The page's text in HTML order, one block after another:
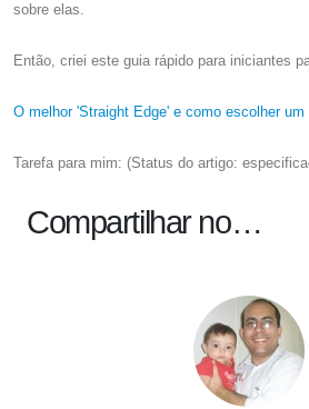
sobre elas.
Então, criei este guia rápido para iniciantes
O melhor 'Straight Edge' e como escolher um
Tarefa para mim: (Status do artigo:
Compartilhar no…